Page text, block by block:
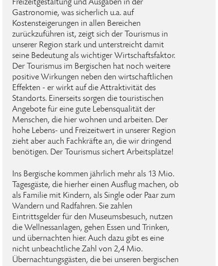
Freizeitgestaltung und Ausgaben in der
Gastronomie, was sicherlich u.a. auf
Kostensteigerungen in allen Bereichen
zurückzuführen ist, zeigt sich der Tourismus in
unserer Region stark und unterstreicht damit
seine Bedeutung als wichtiger Wirtschaftsfaktor.
Der Tourismus im Bergischen hat noch weitere
positive Wirkungen neben den wirtschaftlichen
Effekten - er wirkt auf die Attraktivität des
Standorts. Einerseits sorgen die touristischen
Angebote für eine gute Lebensqualität der
Menschen, die hier wohnen und arbeiten. Der
hohe Lebens- und Freizeitwert in unserer Region
zieht aber auch Fachkräfte an, die wir dringend
benötigen. Der Tourismus sichert Arbeitsplätze!
Ins Bergische kommen jährlich mehr als 13 Mio.
Tagesgäste, die hierher einen Ausflug machen, ob
als Familie mit Kindern, als Single oder Paar zum
Wandern und Radfahren. Sie zahlen
Eintrittsgelder für den Museumsbesuch, nutzen
die Wellnessanlagen, gehen Essen und Trinken,
und übernachten hier. Auch dazu gibt es eine
nicht unbeachtliche Zahl von 2,4 Mio.
Übernachtungsgästen, die bei unseren bergischen